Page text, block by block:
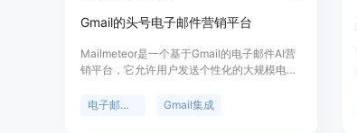
Gmail的头号电子邮件营销平台
Mailmeteor是一个基于Gmail的电子邮件AI营
销平台，它允许用户发送个性化的大规模电子
回复。该平台以其用户友好的界面、高送达
电子邮件营销 Gmail集成